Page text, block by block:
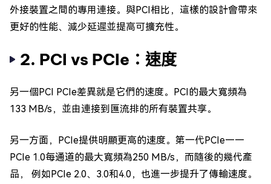
外接裝置之間的專用連接。與PCI相比，這樣的設計會帶來
更好的性能、減少延遲並提高可擴充性。
2. PCI vs PCIe：速度
另一個PCI PCIe差異就是它們的速度。PCI的最大寬頻為
133 MB/s，並由連接到匯流排的所有裝置共享。
另一方面，PCIe提供明顯更高的速度。第一代PCIe——
PCIe 1.0每通道的最大寬頻為250 MB/s，而隨後的幾代產
品， 例如PCIe 2.0、3.0和4.0，也進一步提升了傳輸速度。